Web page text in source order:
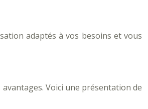
adaptés à vos besoins et vous
Voici une présentation de